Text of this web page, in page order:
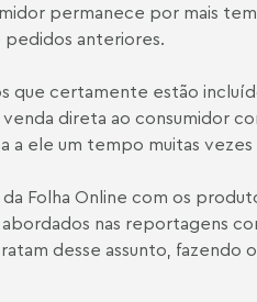
permanece por mais
pedidos anteriores.
que certamente estão
direta ao consumidor
a ele um tempo muitas
Folha Online com os
nas reportagens
desse assunto, fazendo